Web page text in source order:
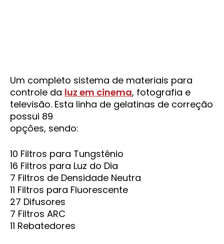
Um completo sistema de materiais para
controle da luz em cinema, fotografia e
televisão. Esta linha de gelatinas de correção
possui 89
opções, sendo:
10 Filtros para Tungstênio
16 Filtros para Luz do Dia
7 Filtros de Densidade Neutra
11 Filtros para Fluorescente
27 Difusores
7 Filtros ARC
11 Rebatedores